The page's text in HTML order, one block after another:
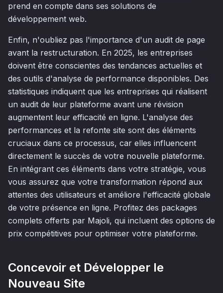
prend en compte dans ses solutions de
développement web.
Enfin, n'oubliez pas l'importance d'un audit de page
avant la restructuration. En 2025, les entreprises
doivent être conscientes des tendances actuelles et
des outils d'analyse de performance disponibles. Des
statistiques indiquent que les entreprises qui réalisent
un audit de leur plateforme avant une révision
augmentent leur efficacité en ligne. L'analyse des
performances et la refonte site sont des éléments
cruciaux dans ce processus, car elles influencent
directement le succès de votre nouvelle plateforme.
En intégrant ces éléments dans votre stratégie, vous
vous assurez que votre transformation répond aux
attentes des utilisateurs et améliore l'efficacité globale
de votre présence en ligne. Profitez des packages
complets offerts par Majoli, qui incluent des options de
prix compétitives pour optimiser votre plateforme.
Concevoir et Développer le
Nouveau Site